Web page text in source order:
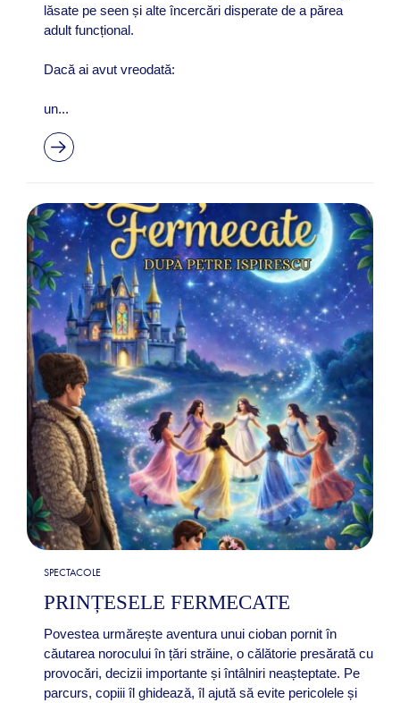
lăsate pe seen și alte încercări disperate de a părea
adult funcțional.
Dacă ai avut vreodată:
un...
SPECTACOLE
PRINȚESELE FERMECATE
Povestea urmărește aventura unui cioban pornit în
căutarea norocului în țări străine, o călătorie presărată cu
provocări, decizii importante și întâlniri neașteptate. Pe
parcurs, copiii îl ghidează, îl ajută să evite pericolele și